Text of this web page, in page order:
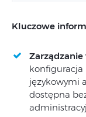
Kluczowe
konfiguracja
językowymi
dostępna